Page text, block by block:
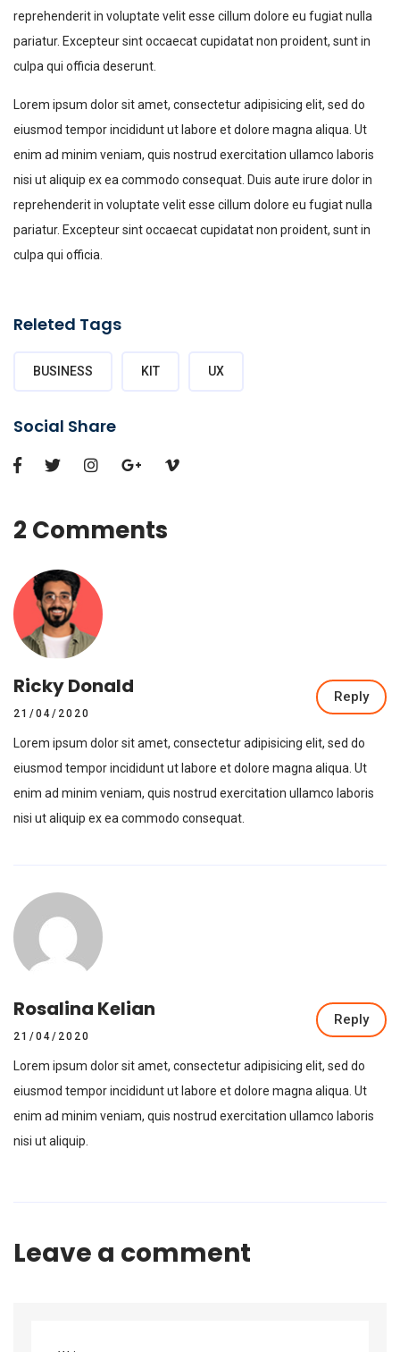
reprehenderit in voluptate velit esse cillum dolore eu fugiat nulla
pariatur. Excepteur sint occaecat cupidatat non proident, sunt in
culpa qui officia deserunt.
Lorem ipsum dolor sit amet, consectetur adipisicing elit, sed do
eiusmod tempor incididunt ut labore et dolore magna aliqua. Ut
enim ad minim veniam, quis nostrud exercitation ullamco laboris
nisi ut aliquip ex ea commodo consequat. Duis aute irure dolor in
reprehenderit in voluptate velit esse cillum dolore eu fugiat nulla
pariatur. Excepteur sint occaecat cupidatat non proident, sunt in
culpa qui officia.
Releted Tags
BUSINESS KIT UX
Social Share
2 Comments
Ricky Donald
21/04/2020
Reply
Lorem ipsum dolor sit amet, consectetur adipisicing elit, sed do
eiusmod tempor incididunt ut labore et dolore magna aliqua. Ut
enim ad minim veniam, quis nostrud exercitation ullamco laboris
nisi ut aliquip ex ea commodo consequat.
Rosalina Kelian
21/04/2020
Reply
Lorem ipsum dolor sit amet, consectetur adipisicing elit, sed do
eiusmod tempor incididunt ut labore et dolore magna aliqua. Ut
enim ad minim veniam, quis nostrud exercitation ullamco laboris
nisi ut aliquip.
Leave a comment